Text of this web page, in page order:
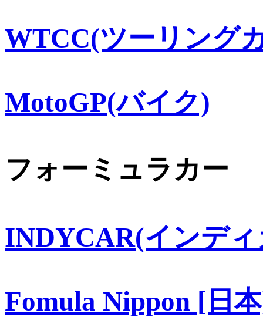
WTCC(ツーリング
MotoGP(バイク)
フォーミュラカー
INDYCAR(インデ
Fomula Nippon [日